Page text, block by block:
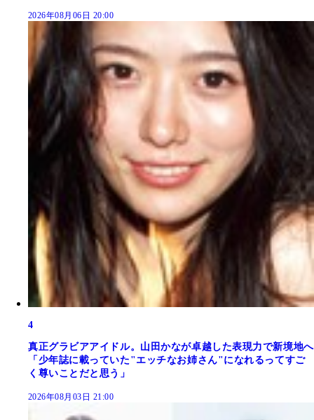
2026年08月06日 20:00
4
真正グラビアアイドル。山田かなが卓越した表現力で新境地へ
「少年誌に載っていた"エッチなお姉さん"になれるってすご
く尊いことだと思う」
2026年08月03日 21:00